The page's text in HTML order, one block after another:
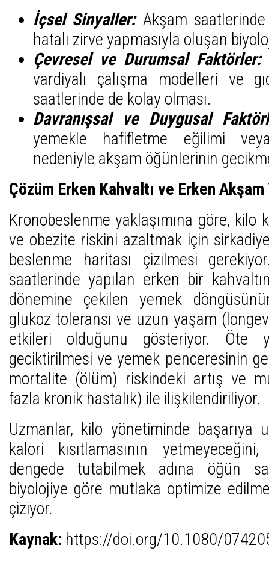
İçsel Sinyaller: Akşam
hatalı zirve yapmasıyla oluşan
Çevresel ve Durumsal Faktörler:
vardiyalı çalışma modelleri ve
saatlerinde de kolay olması.
Davranışsal ve Duygusal
yemekle hafifletme eğilimi veya
nedeniyle akşam öğünlerinin
Çözüm Erken Kahvaltı ve Erken
Kronobeslenme yaklaşımına göre,
ve obezite riskini azaltmak için
beslenme haritası çizilmesi
saatlerinde yapılan erken bir
dönemine çekilen yemek
glukoz toleransı ve uzun yaşam
etkileri olduğunu gösteriyor. Öte
geciktirilmesi ve yemek penceresinin
mortalite (ölüm) riskindeki artış ve
fazla kronik hastalık) ile ilişkilendiriliyor.
Uzmanlar, kilo yönetiminde başarıya
kalori kısıtlamasının
dengede tutabilmek adına öğün
biyolojiye göre mutlaka optimize
çiziyor.
Kaynak: https://doi.org/10.1080/